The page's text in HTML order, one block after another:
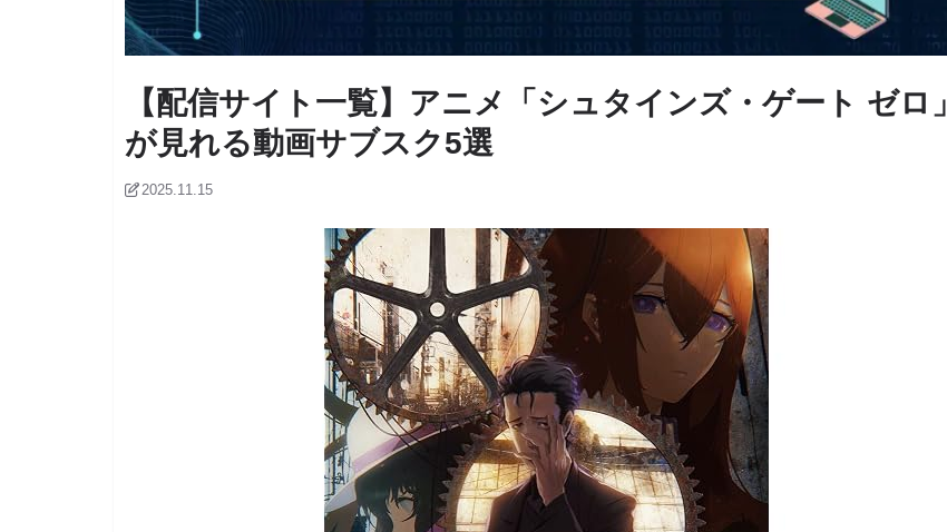
【配信サイト一覧】アニメ「シュタインズ・ゲート ゼロ」
が見れる動画サブスク5選
2025.11.15